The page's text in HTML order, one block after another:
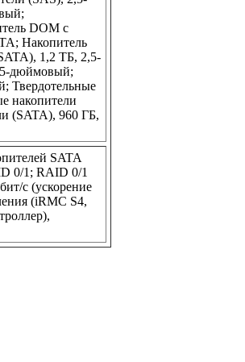
DOM с
Накопитель
1,2 ТБ, 2,5-
дюймовый;
Твердотельные
накопители
(SATA), 960 ГБ,
SATA
0/1; RAID 0/1
с (ускорение
(iRMC S4,